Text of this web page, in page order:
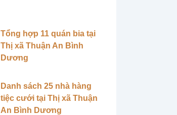
Tổng hợp 11 quán bia tại
Thị xã Thuận An Bình
Dương
Danh sách 25 nhà hàng
tiệc cưới tại Thị xã Thuận
An Bình Dương